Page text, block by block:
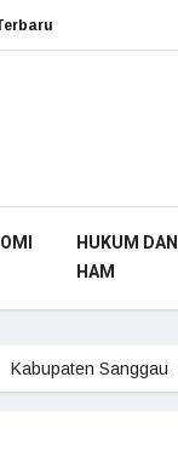
HUKUM DAN
HAM
Kabupaten Sanggau